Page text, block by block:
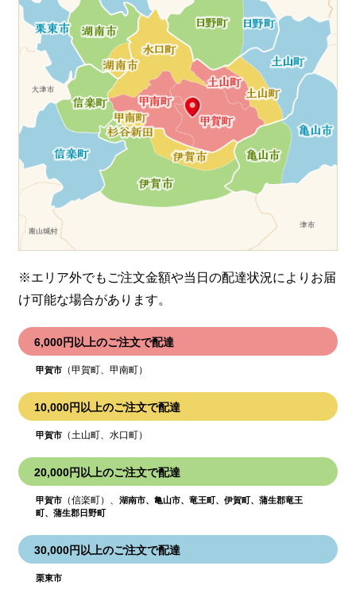
※エリア外でもご注文金額や当日の配達状況により お届
け可能な場合があります。
6,000円以上のご注文で配達
甲賀市 （甲賀町、甲南町）
10,000円以上のご注文で配達
甲賀市 （土山町、水口町）
20,000円以上のご注文で配達
甲賀市 （信楽町）、湖南市、亀山市、竜王町、伊賀町、蒲生郡竜王
町、蒲生郡日野町
30,000円以上のご注文で配達
栗東市